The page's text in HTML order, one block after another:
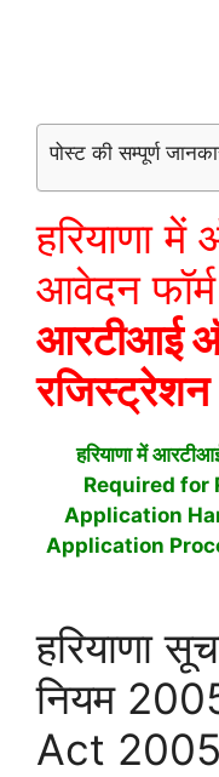
पोस्ट की सम्पूर्ण
हरियाणा
आवेदन
आरटीआई
हरियाणा में
Required for
Application
Application
हरियाणा
नियम
Act